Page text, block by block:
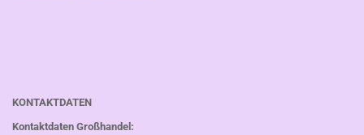
KONTAKTDATEN
Kontaktdaten Großhandel: